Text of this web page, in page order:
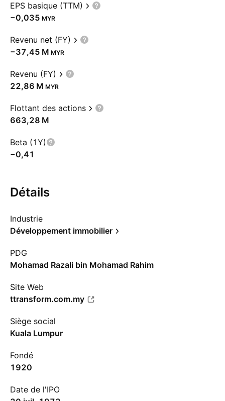
EPS basique (TTM)
−0,035 MYR
Revenu net (FY)
‪−37,45 M‬ MYR
Revenu (FY)
‪22,86 M‬ MYR
Flottant des actions
‪663,28 M‬
Beta (1Y)
−0,41
Détails
Industrie
Développement immobilier
PDG
Mohamad Razali bin Mohamad Rahim
Site Web
ttransform.com.my
Siège social
Kuala Lumpur
Fondé
1920
Date de l'IPO